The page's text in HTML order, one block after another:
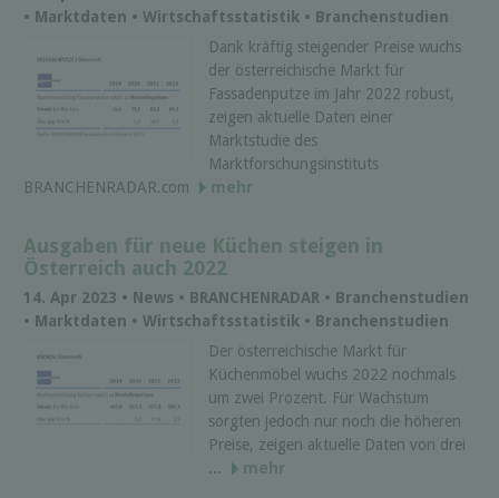
• Marktdaten • Wirtschaftsstatistik • Branchenstudien
Dank kräftig steigender Preise wuchs
der österreichische Markt für
Fassadenputze im Jahr 2022 robust,
zeigen aktuelle Daten einer
Marktstudie des
Marktforschungsinstituts
BRANCHENRADAR.com
mehr
Ausgaben für neue Küchen steigen in
Österreich auch 2022
14. Apr 2023 • News • BRANCHENRADAR • Branchenstudien
• Marktdaten • Wirtschaftsstatistik • Branchenstudien
Der österreichische Markt für
Küchenmöbel wuchs 2022 nochmals
um zwei Prozent. Für Wachstum
sorgten jedoch nur noch die höheren
Preise, zeigen aktuelle Daten von drei
...
mehr